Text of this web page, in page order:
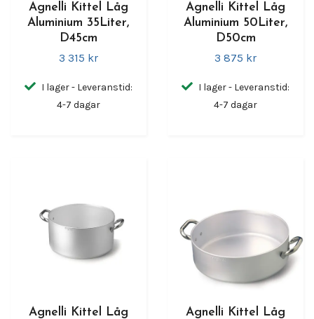
Agnelli Kittel Låg
Aluminium 35Liter,
D45cm
3 315 kr
I lager - Leveranstid:
4-7 dagar
Agnelli Kittel Låg
Aluminium 50Liter,
D50cm
3 875 kr
I lager - Leveranstid:
4-7 dagar
Agnelli Kittel Låg
Agnelli Kittel Låg